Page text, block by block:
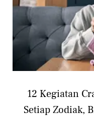
12 Kegiatan
Setiap Zodiak,